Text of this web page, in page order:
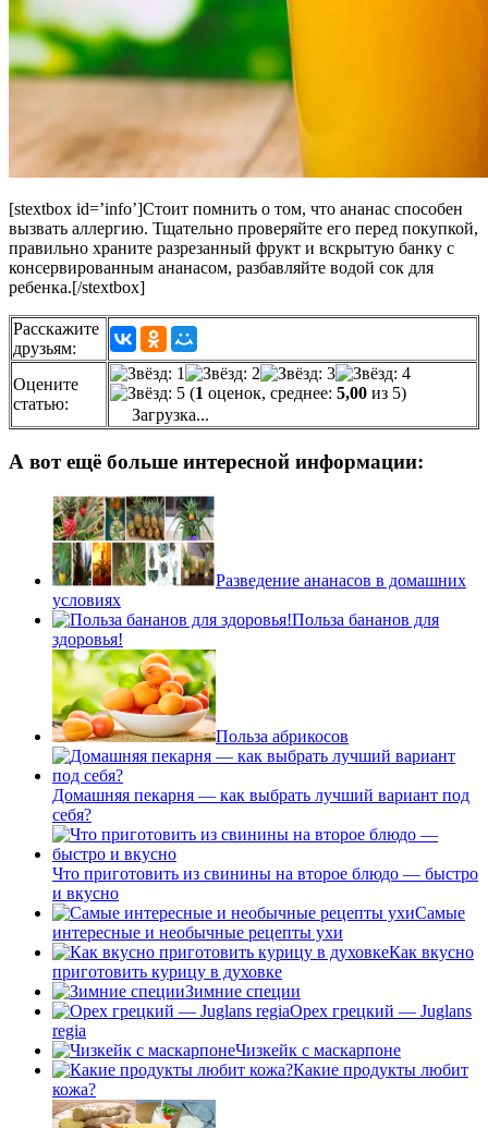
[stextbox id=’info’]Стоит помнить о том, что ананас способен
вызвать аллергию. Тщательно проверяйте его перед покупкой,
правильно храните разрезанный фрукт и вскрытую банку с
консервированным ананасом, разбавляйте водой сок для
ребенка.[/stextbox]
Расскажите
друзьям:
Оцените
статью:
(1 оценок, среднее: 5,00 из 5)
Загрузка...
А вот ещё больше интересной информации:
Разведение ананасов в домашних
условиях
Польза бананов для
здоровья!
Польза абрикосов
Домашняя пекарня — как выбрать лучший вариант под
себя?
Что приготовить из свинины на второе блюдо — быстро
и вкусно
Самые
интересные и необычные рецепты ухи
Как вкусно
приготовить курицу в духовке
Зимние специи
Орех грецкий — Juglans
regia
Чизкейк с маскарпоне
Какие продукты любит
кожа?